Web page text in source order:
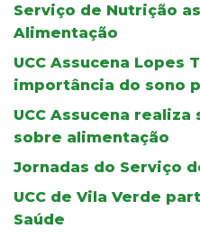
Serviço de Nutrição
Alimentação
UCC Assucena Lopes
importância do sono
UCC Assucena
sobre alimentação
Jornadas do Serviço
UCC de Vila Verde
Saúde